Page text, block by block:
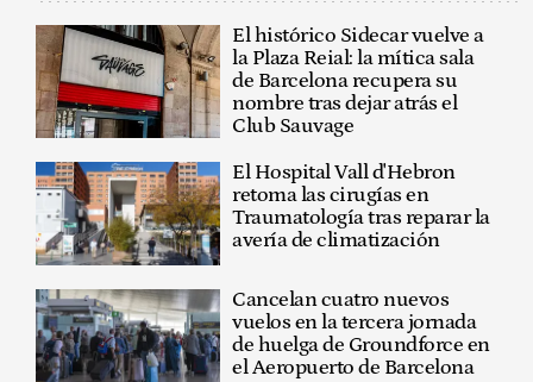
El histórico Sidecar vuelve a
la Plaza Reial: la mítica sala
de Barcelona recupera su
nombre tras dejar atrás el
Club Sauvage
El Hospital Vall d'Hebron
retoma las cirugías en
Traumatología tras reparar la
avería de climatización
Cancelan cuatro nuevos
vuelos en la tercera jornada
de huelga de Groundforce en
el Aeropuerto de Barcelona